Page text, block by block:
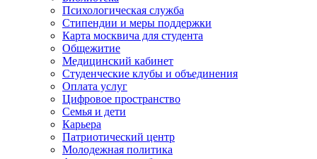
Психологическая служба
Стипендии и меры поддержки
Карта москвича для студента
Общежитие
Медицинский кабинет
Студенческие клубы и объединения
Оплата услуг
Цифровое пространство
Семья и дети
Карьера
Патриотический центр
Молодежная политика